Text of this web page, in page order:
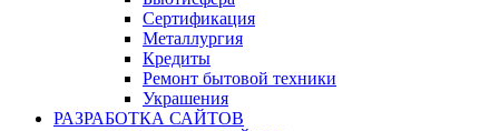
Сертификация
Металлургия
Кредиты
Ремонт бытовой техники
Украшения
РАЗРАБОТКА САЙТОВ